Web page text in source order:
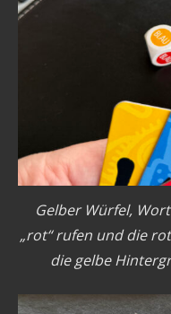
Gelber Würfel,
„rot“ rufen und die
die gelbe